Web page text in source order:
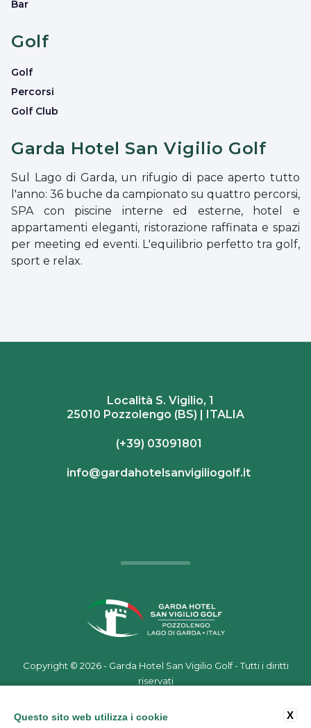
Bar
Golf
Golf
Percorsi
Golf Club
Garda Hotel San Vigilio Golf
Sul Lago di Garda, un rifugio di pace aperto tutto
l'anno: 36 buche da campionato su quattro percorsi,
SPA con piscine interne ed esterne, hotel e
appartamenti eleganti, ristorazione raffinata e spazi
per meeting ed eventi. L'equilibrio perfetto tra golf,
sport e relax.
Località S. Vigilio, 1
25010 Pozzolengo (BS) | ITALIA
(+39) 03091801
info@gardahotelsanvigiliogolf.it
Copyright © 2026 - Garda Hotel San Vigilio Golf - Tutti i diritti
riservati
Credits
|Tags Privacy X
Questo sito web utilizza i cookie